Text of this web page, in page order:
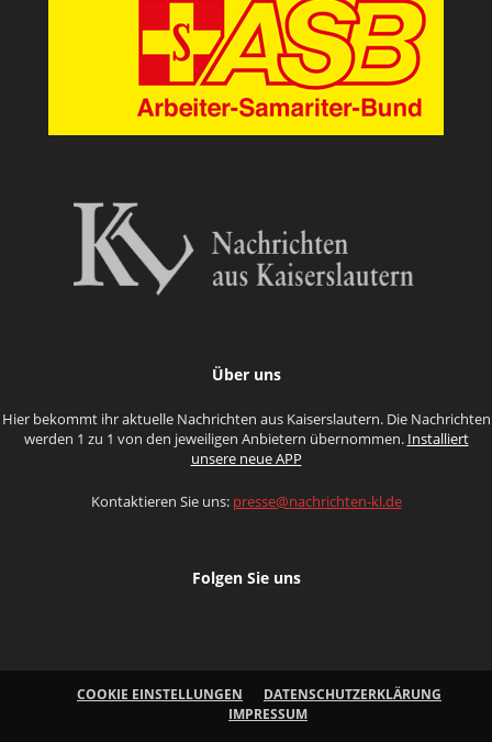
Über uns
Hier bekommt ihr aktuelle Nachrichten aus Kaiserslautern. Die Nachrichten
werden 1 zu 1 von den jeweiligen Anbietern übernommen. Installiert
unsere neue APP
Kontaktieren Sie uns: presse@nachrichten-kl.de
Folgen Sie uns
COOKIE EINSTELLUNGEN
DATENSCHUTZERKLÄRUNG
IMPRESSUM